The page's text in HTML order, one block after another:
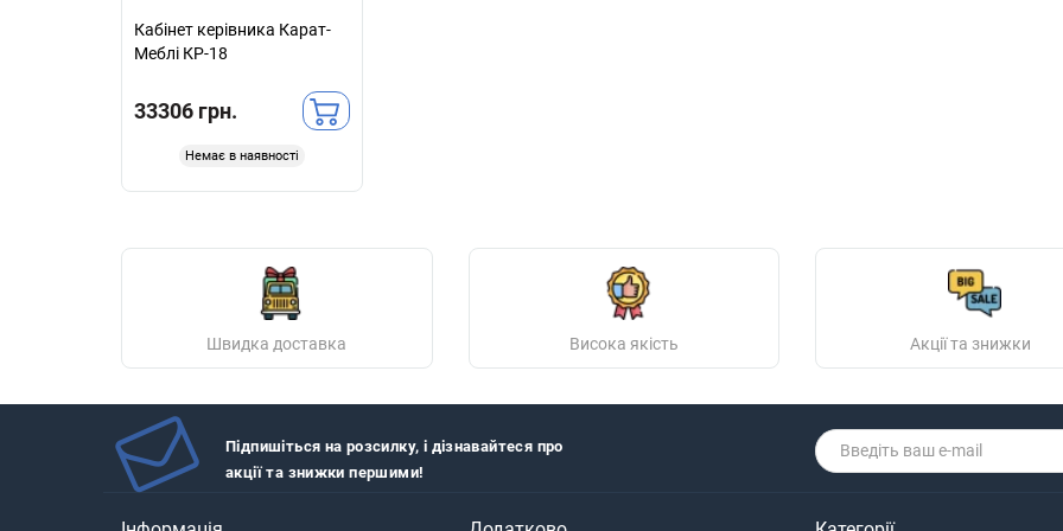
Кабінет керівника Карат-
Меблі КР-18
33306 грн.
Немає в наявності
Швидка доставка Висока якість Акції та знижки
Підпишіться на розсилку, і дізнавайтеся про
акції та знижки першими!